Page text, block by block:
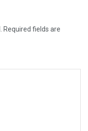
Required fields are